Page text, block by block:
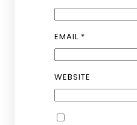
EMAIL *
WEBSITE